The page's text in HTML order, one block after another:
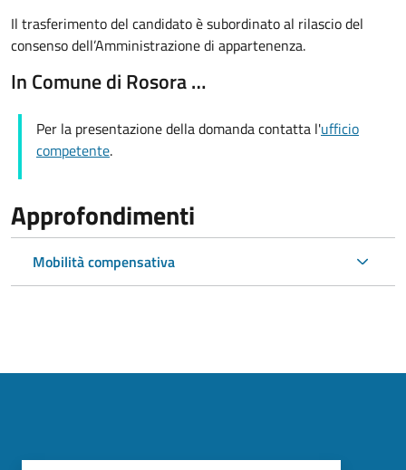
Il trasferimento del candidato è subordinato al rilascio del
consenso dell’Amministrazione di appartenenza.
In Comune di Rosora …
Per la presentazione della domanda contatta l'ufficio
competente.
Approfondimenti
Mobilità compensativa